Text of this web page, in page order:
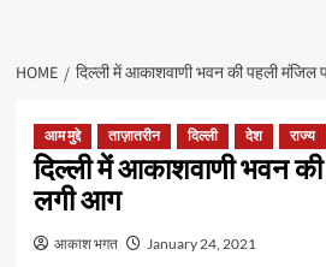
HOME दिल्ली में आकाशवाणी भवन की पहली मंजिल
आम मुद्दे ताज़ातरीन दिल्ली देश राज्य
दिल्ली में आकाशवाणी भवन
लगी आग
आकाश भगत January 24, 2021